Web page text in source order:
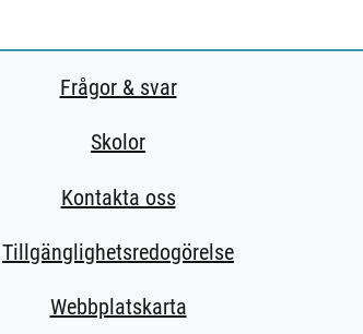
Frågor & svar
Skolor
Kontakta oss
Tillgänglighetsredogörelse
Webbplatskarta